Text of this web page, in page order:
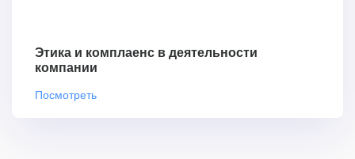
Этика и комплаенс в деятельности
компании
Посмотреть